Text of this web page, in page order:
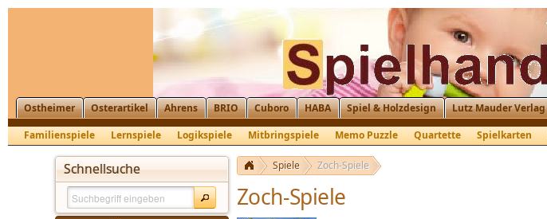
Ostheimer Osterartikel Ahrens BRIO Cuboro HABA Spiel & Holzdesign Lutz Mauder Verlag
Familienspiele
Lernspiele Logikspiele Mitbringspiele Memo Puzzle Quartette Spielkarten
Schnellsuche Spiele Zoch-Spiele
Zoch-Spiele